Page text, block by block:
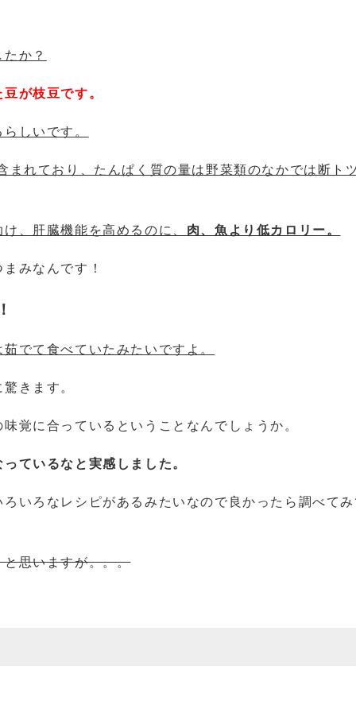
か？
が枝豆です。
しいです。
れており、たんぱく質の量は野菜類のなかでは断ト
、肝臓機能を高めるのに、 肉、魚より低カロリー。
みなんです！
でて食べていたみたいですよ。
きます。
覚に合っているということなんでしょうか。
ているなと実感しました。
いろなレシピがあるみたいなので良かったら調べて
思いますが。。。